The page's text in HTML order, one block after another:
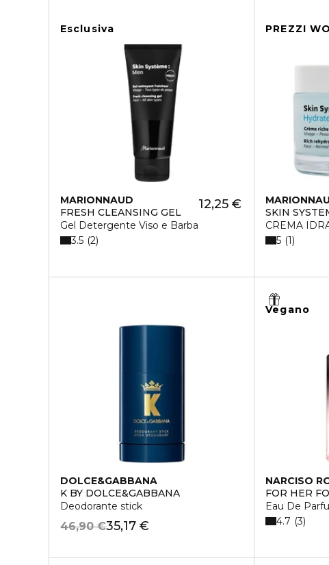
Esclusiva
MARIONNAUD
FRESH CLEANSING GEL
Gel Detergente Viso e Barba
12,25 €
3.5 2
PREZZI
SKIN
CREMA
5 1
DOLCE&GABBANA
K BY DOLCE&GABBANA
Deodorante stick
35,17 €
46,90 €
Vegano
NARCISO
FOR HER
Eau De
4.7 3